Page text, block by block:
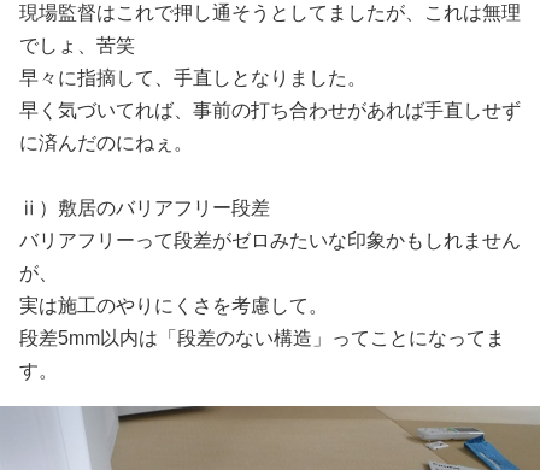
現場監督はこれで押し通そうとしてましたが、これは無理
でしょ、苦笑
早々に指摘して、手直しとなりました。
早く気づいてれば、事前の打ち合わせがあれば手直しせず
に済んだのにねぇ。
ⅱ）敷居のバリアフリー段差
バリアフリーって段差がゼロみたいな印象かもしれません
が、
実は施工のやりにくさを考慮して。
段差5mm以内は「段差のない構造」ってことになってま
す。